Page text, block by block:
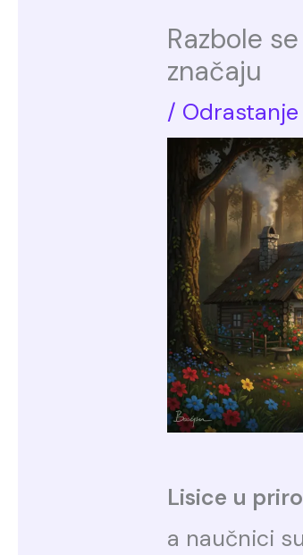
Razbole
značaju
/ Odrastanje
Lisice u
a naučnici